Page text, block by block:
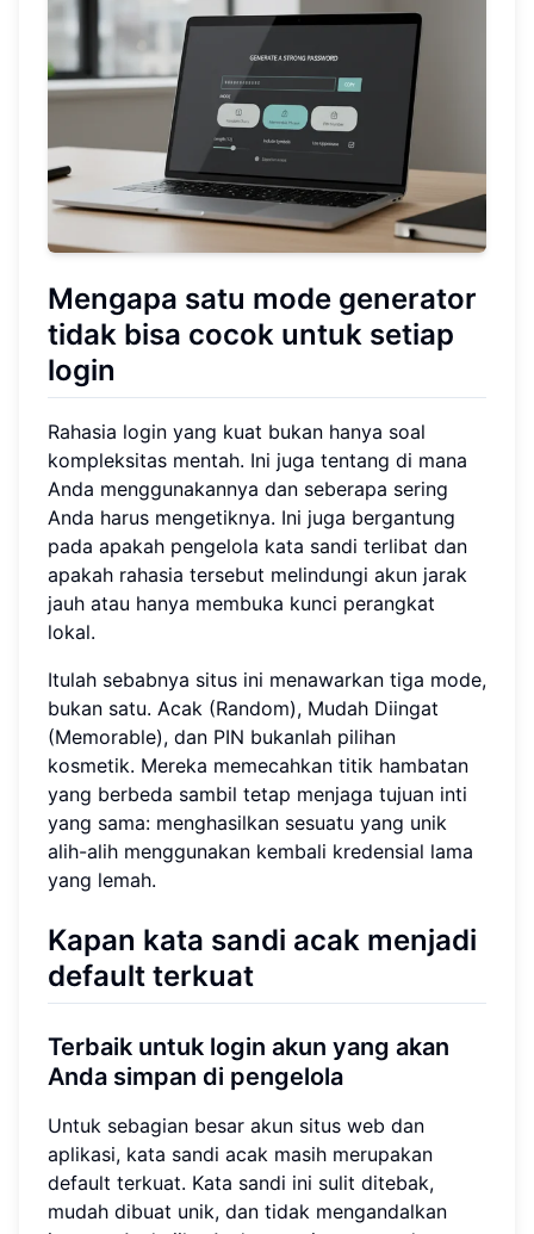
Mengapa satu mode generator
tidak bisa cocok untuk setiap
login
Rahasia login yang kuat bukan hanya soal
kompleksitas mentah. Ini juga tentang di mana
Anda menggunakannya dan seberapa sering
Anda harus mengetiknya. Ini juga bergantung
pada apakah pengelola kata sandi terlibat dan
apakah rahasia tersebut melindungi akun jarak
jauh atau hanya membuka kunci perangkat
lokal.
Itulah sebabnya situs ini menawarkan tiga mode,
bukan satu. Acak (Random), Mudah Diingat
(Memorable), dan PIN bukanlah pilihan
kosmetik. Mereka memecahkan titik hambatan
yang berbeda sambil tetap menjaga tujuan inti
yang sama: menghasilkan sesuatu yang unik
alih-alih menggunakan kembali kredensial lama
yang lemah.
Kapan kata sandi acak menjadi
default terkuat
Terbaik untuk login akun yang akan
Anda simpan di pengelola
Untuk sebagian besar akun situs web dan
aplikasi, kata sandi acak masih merupakan
default terkuat. Kata sandi ini sulit ditebak,
mudah dibuat unik, dan tidak mengandalkan